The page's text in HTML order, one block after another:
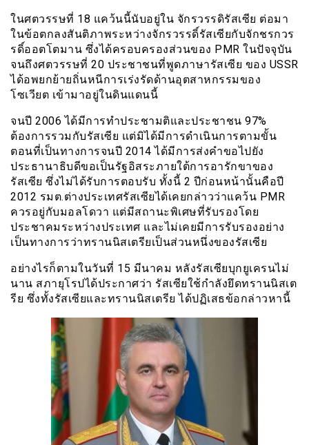
ในศตวรรษที่ 18 แคว้นนี้นับอยู่ใน จักรวรรดิรัสเซีย ต่อมา
ในข้อตกลงสันติภาพระหว่างจักรวรรดิ์รัสเซียกับจักชรกวร
รดิ์ออตโตมาน ซึ่งได้ครอบครองส่วนของ PMR ในปัจจุบัน
จนถึงศตวรรษที่ 20 ประชาชนที่พูดภาษารัสเซีย ของ USSR
ได้อพยกย้ายถิ่นหนีการเร่งรัดด้านอุตสาหกรรมของ
โซเวียต เข้ามาอยู่ในดินแดนนี้
จนปี 2006 ได้มีการทำประชามติและประชาชน 97%
ต้องการรวมกับรัสเซีย แต่มิได้มีการดำเนินการตามขั้น
ตอนที่เป็นทางการจนปี 2014 ได้มีการส่งคำขอไปยัง
ประธานาธิบดีขอเป็นรัฐอิสระภายใต้การอารักขาของ
รัสเซีย ซึ่งไม่ได้รับการตอบรับ ทั้งนี้ 2 ปีก่อนหน้านั้นคือปี
2012 รมต.ต่างประเทศรัสเซียได้เคยกล่าวว่าแคว้น PMR
ควรอยู่กับมอลโดวา แต่มีสถานะพิเศษที่รับรองโดย
ประชาคมระหว่างประเทศ และไม่เคยมีการรับรองอย่าง
เป็นทางการว่าทรานนิสเตรียเป็นส่วนหนึ่งของรัสเซีย
อย่างไรก็ตามในวันที่ 15 มีนาคม หลังรัสเซียบุกยูเครนไม่
นาน สภายุโรปได้ประกาศว่า รัสเซียใช้กำลังยึดทรานนิสเต
รีย ซึ่งทั้งรัสเซียและทรานนิสเตรีย ได้ปฏิเสธข้อกล่าวหานี้